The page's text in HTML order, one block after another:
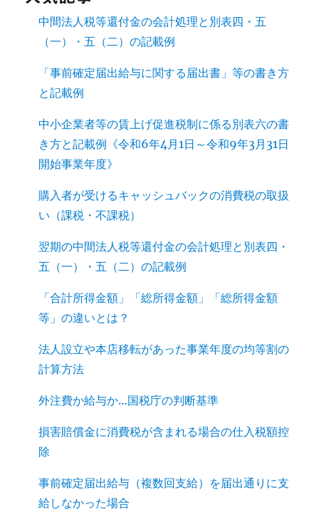
中間法人税等還付金の会計処理と別表四・五
（一）・五（二）の記載例
「事前確定届出給与に関する届出書」等の書き方
と記載例
中小企業者等の賃上げ促進税制に係る別表六の書
き方と記載例《令和6年4月1日～令和9年3月31日
開始事業年度》
購入者が受けるキャッシュバックの消費税の取扱
い（課税・不課税）
翌期の中間法人税等還付金の会計処理と別表四・
五（一）・五（二）の記載例
「合計所得金額」「総所得金額」「総所得金額
等」の違いとは？
法人設立や本店移転があった事業年度の均等割の
計算方法
外注費か給与か…国税庁の判断基準
損害賠償金に消費税が含まれる場合の仕入税額控
除
事前確定届出給与（複数回支給）を届出通りに支
給しなかった場合